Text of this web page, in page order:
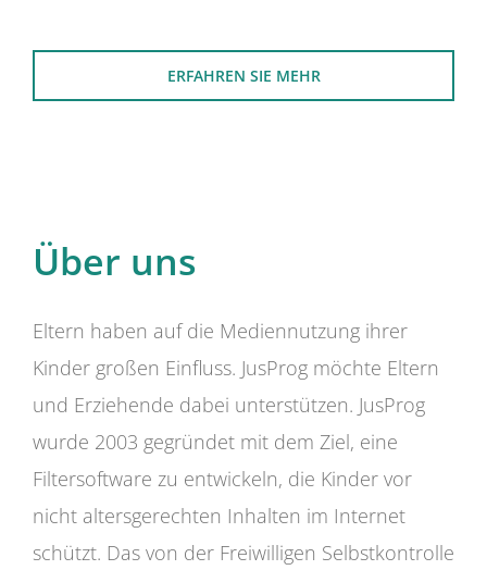
ERFAHREN SIE MEHR
Über uns
Eltern haben auf die Mediennutzung ihrer
Kinder großen Einfluss. JusProg möchte Eltern
und Erziehende dabei unterstützen. JusProg
wurde 2003 gegründet mit dem Ziel, eine
Filtersoftware zu entwickeln, die Kinder vor
nicht altersgerechten Inhalten im Internet
schützt. Das von der Freiwilligen Selbstkontrolle